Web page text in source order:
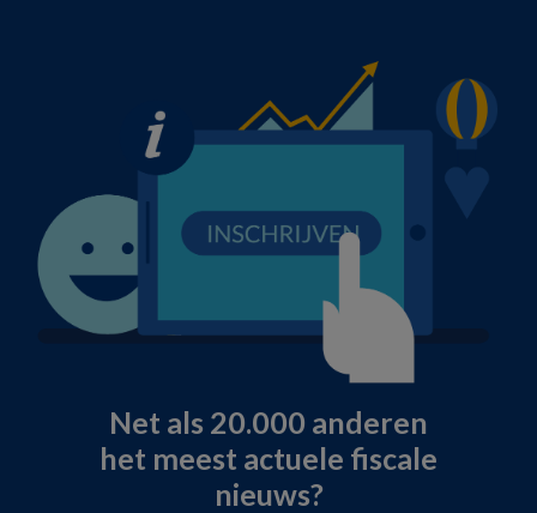
Net als 20.000 anderen
het meest actuele fiscale
nieuws?